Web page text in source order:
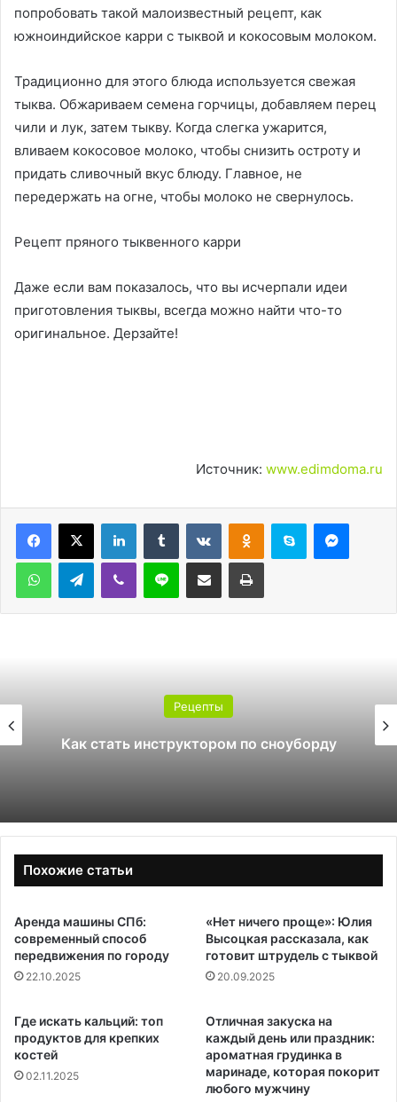
попробовать такой малоизвестный рецепт, как
южноиндийское карри с тыквой и кокосовым молоком.
Традиционно для этого блюда используется свежая
тыква. Обжариваем семена горчицы, добавляем перец
чили и лук, затем тыкву. Когда слегка ужарится,
вливаем кокосовое молоко, чтобы снизить остроту и
придать сливочный вкус блюду. Главное, не
передержать на огне, чтобы молоко не свернулось.
Рецепт пряного тыквенного карри
Даже если вам показалось, что вы исчерпали идеи
приготовления тыквы, всегда можно найти что-то
оригинальное. Дерзайте!
Источник: www.edimdoma.ru
LinkedInTumblr ВконтактеОдноклассники
Skype
WhatsAppTelegramViber Line Поделиться через электронную почту Печатать
Рецепты
Какой поликарбонат выбрать для
теплицы: 4 или 6 мм
Похожие статьи
Аренда машины СПб:
современный способ
передвижения по городу
22.10.2025
«Нет ничего проще»: Юлия
Высоцкая рассказала, как
готовит штрудель с тыквой
20.09.2025
Где искать кальций: топ
продуктов для крепких
костей
02.11.2025
Отличная закуска на
каждый день или праздник:
ароматная грудинка в
маринаде, которая покорит
любого мужчину